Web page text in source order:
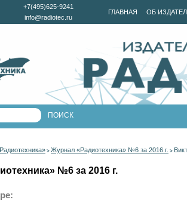
ГЛАВНАЯ ОБ
+7(495)625-9241
info@radiotec.ru
> Журнал «Радиотехника» №6 за 2016 г. >
№6 за 2016 г.